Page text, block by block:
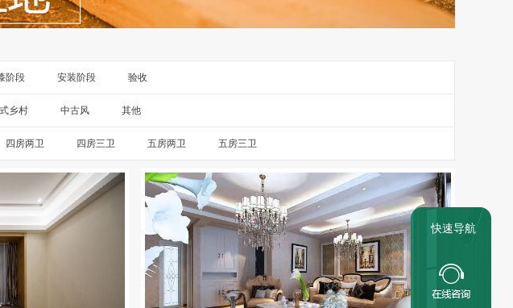
阶段 安装阶段 验收
乡村 中古风 其他
四房两卫 四房三卫 五房两卫 五房三卫
快速导航